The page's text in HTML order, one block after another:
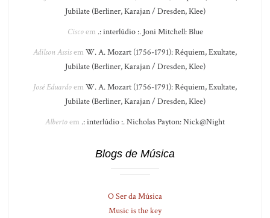
Jubilate (Berliner, Karajan / Dresden, Klee)
Ciscoem .: interlúdio :. Joni Mitchell: Blue
Adilson Assisem W. A. Mozart (1756-1791): Réquiem, Exultate,
Jubilate (Berliner, Karajan / Dresden, Klee)
José Eduardoem W. A. Mozart (1756-1791): Réquiem, Exultate,
Jubilate (Berliner, Karajan / Dresden, Klee)
Albertoem .: interlúdio :. Nicholas Payton: Nick@Night
Blogs de Música
O Ser da Música
Music is the key